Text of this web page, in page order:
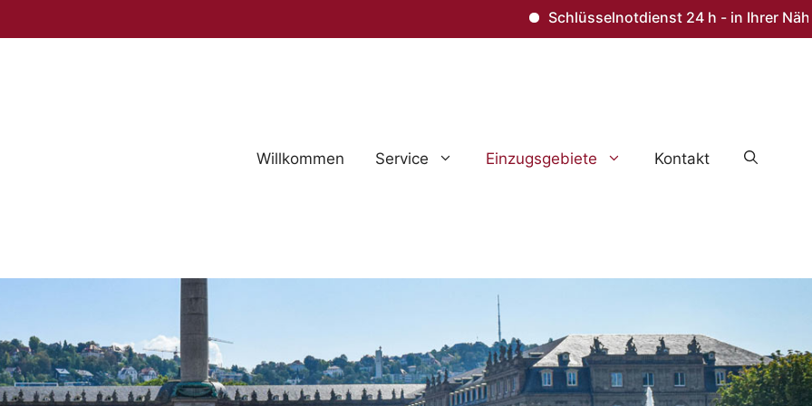
Schlüsselnotdienst 24 h - in Ihrer Nähe –
Willkommen Service Einzugsgebiete Kontakt